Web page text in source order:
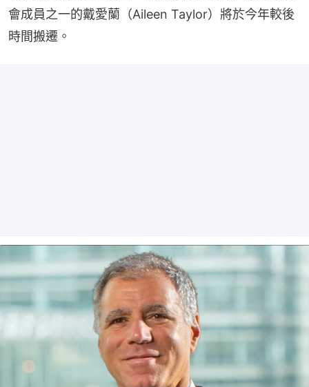
會成員之一的戴愛蘭（Aileen Taylor）將於今年較後
時間搬遷。